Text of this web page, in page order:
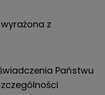
z
Państwu